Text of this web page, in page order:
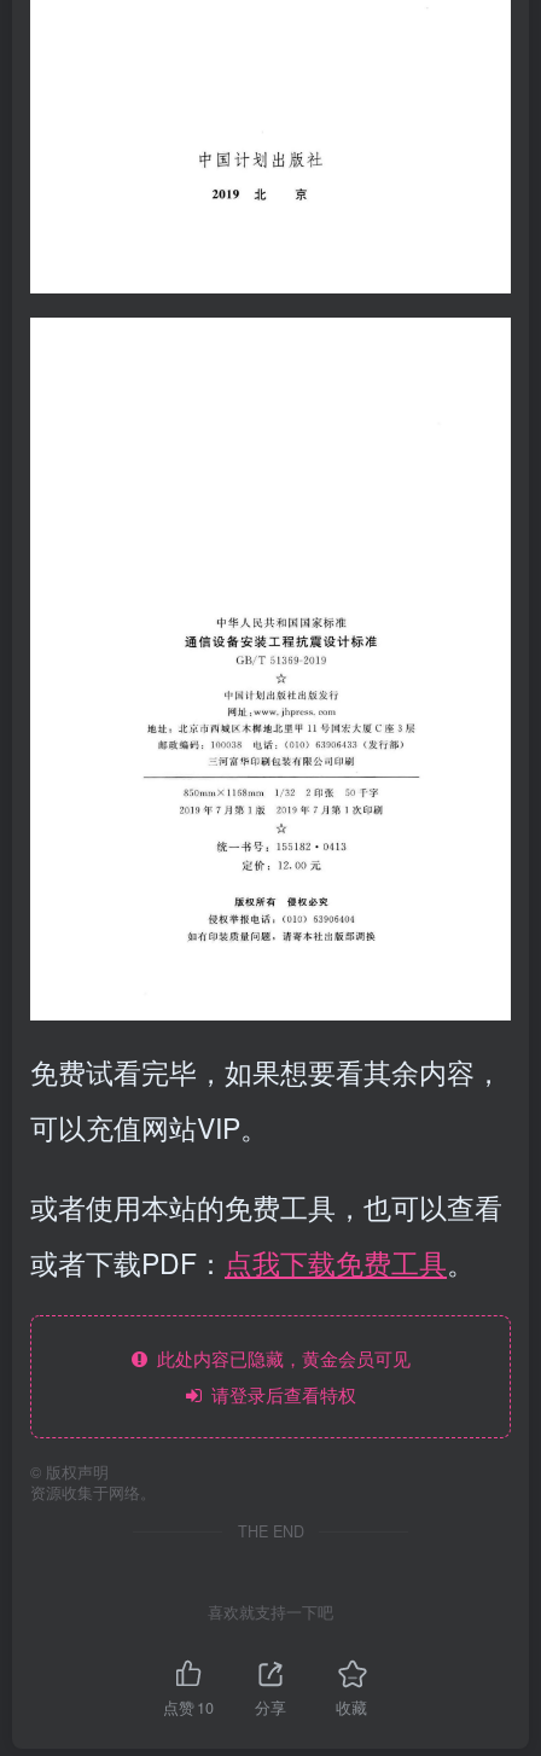
免费试看完毕，如果想要看其余内容，
可以充值网站VIP。
或者使用本站的免费工具，也可以查看
或者下载PDF： 点我下载免费工具。
此处内容已隐藏，黄金会员可见
请登录后查看特权
© 版权声明
资源收集于网络。
THE END
喜欢就支持一下吧
点赞10 分享 收藏